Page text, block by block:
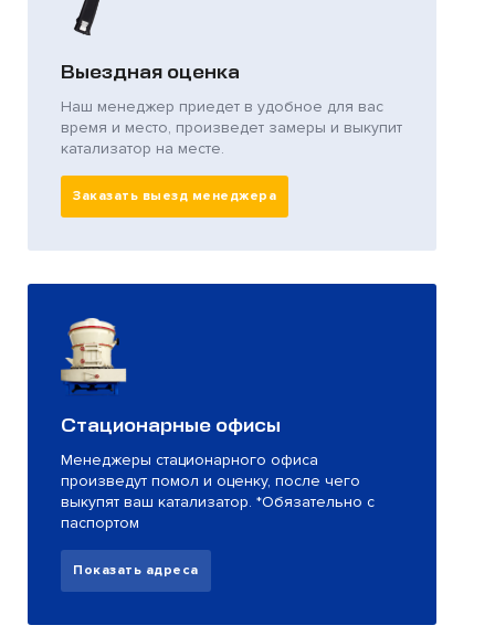
Выездная оценка
Наш менеджер приедет в удобное для вас
время и место, произведет замеры и выкупит
катализатор на месте.
Заказать выезд менеджера
Стационарные офисы
Менеджеры стационарного офиса
произведут помол и оценку, после чего
выкупят ваш катализатор. *Обязательно с
паспортом
Показать адреса